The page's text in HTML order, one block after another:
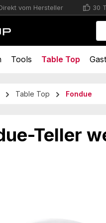
vom Hersteller 30
Tools Table Top
Table Top Fondue
Teller